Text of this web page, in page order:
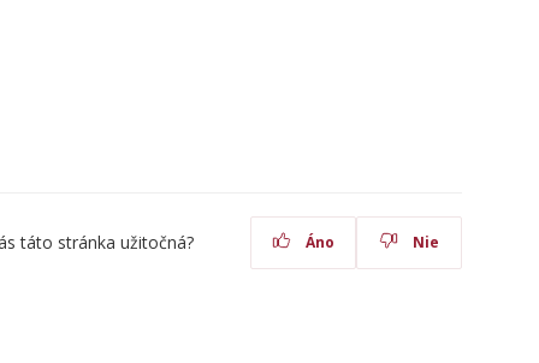
táto stránka užitočná? Áno Nie